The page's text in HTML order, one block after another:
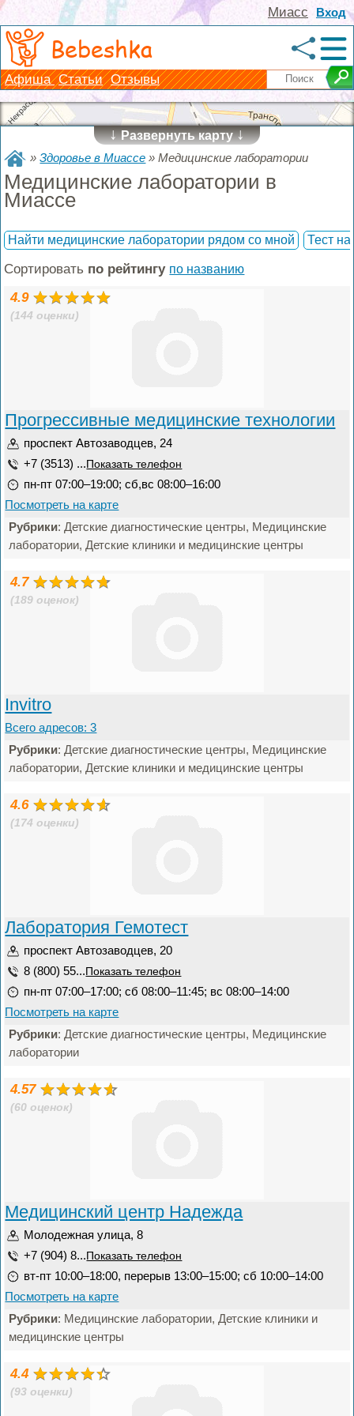
Вход
Миасс
Bebeshka
Афиша Статьи Отзывы
↓Развернуть карту↓
»Здоровье в Миассе »Медицинские лаборатории
Медицинские лаборатории в
Миассе
Найти медицинские лаборатории рядом со мной Тест
Сортировать по рейтингу по названию
4.9
(144 оценки)
Прогрессивные медицинские технологии
проспект Автозаводцев, 24
+7 (3513) ... Показать телефон
пн-пт 07:00–19:00; сб,вс 08:00–16:00
Посмотреть на карте
Рубрики: Детские диагностические центры, Медицинские
лаборатории, Детские клиники и медицинские центры
4.7
(189 оценок)
Invitro
Всего адресов: 3
Рубрики: Детские диагностические центры, Медицинские
лаборатории, Детские клиники и медицинские центры
4.6
(174 оценки)
Лаборатория Гемотест
проспект Автозаводцев, 20
8 (800) 55... Показать телефон
пн-пт 07:00–17:00; сб 08:00–11:45; вс 08:00–14:00
Посмотреть на карте
Рубрики: Детские диагностические центры, Медицинские
лаборатории
4.57
(60 оценок)
Медицинский центр Надежда
Молодежная улица, 8
+7 (904) 8... Показать телефон
вт-пт 10:00–18:00, перерыв 13:00–15:00; сб 10:00–14:00
Посмотреть на карте
Рубрики: Медицинские лаборатории, Детские клиники и
медицинские центры
4.4
(93 оценки)